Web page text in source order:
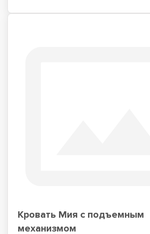
Кровать Мия с подъемным
механизмом